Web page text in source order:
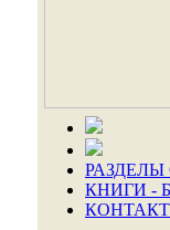
КНИГИ -